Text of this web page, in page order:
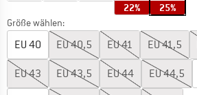
22% 25%
Größe wählen:
EU 40 EU40,5 EU41 EU41,5
EU43 EU43,5 EU44 EU44,5